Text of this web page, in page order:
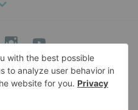
zabave i opšte informacije, i nije
savet. Nismo odgovorni za
usled korišćenja informacija sa sajta.